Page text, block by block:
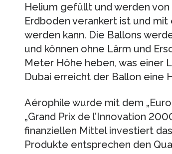
Helium gefüllt und werden
Erdboden verankert ist und
werden kann. Die Ballons
und können ohne Lärm und
Meter Höhe heben, was einer
Dubai erreicht der Ballon eine
Aérophile wurde mit dem
„Grand Prix de l’Innovation
finanziellen Mittel investiert
Produkte entsprechen den